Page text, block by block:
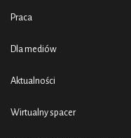
Praca
Dla mediów
Aktualności
Wirtualny spacer